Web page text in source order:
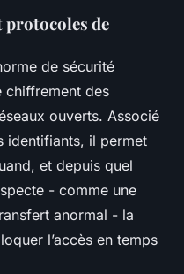
protocoles de
de sécurité
chiffrement des
ouverts. Associé
identifiants, il permet
et depuis quel
- comme une
anormal - la
l’accès en temps